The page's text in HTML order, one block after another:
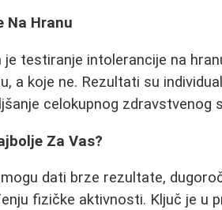
Na Hranu
testiranje intolerancije na
a koje ne. Rezultati su
celokupnog zdravstvenog
Za Vas?
dati brze rezultate,
fizičke aktivnosti. Ključ je u